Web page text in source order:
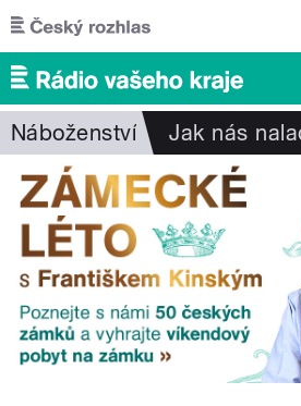
Přejít k hlavnímu obsahu
Náboženství Jak nás